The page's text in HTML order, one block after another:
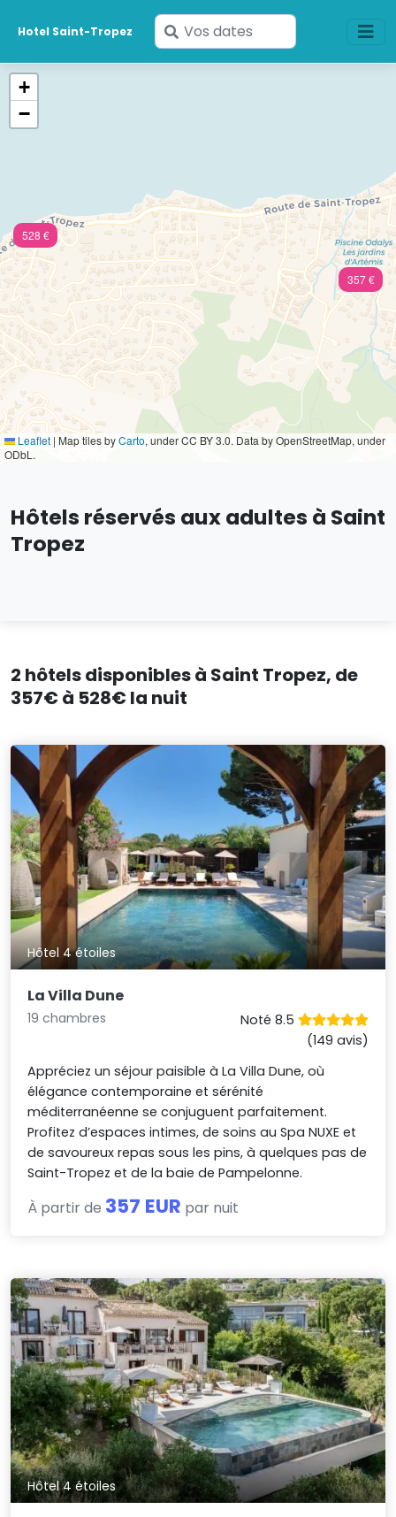
Hotel Saint-Tropez
Saisissez
vos
357 €
528 €
+
−
Leaflet | Map tiles byCarto, under CC BY 3.0. Data by OpenStreetMap, under
ODbL.
Hôtels réservés aux adultes à Saint
Tropez
2 hôtels disponibles à Saint Tropez, de
357€ à 528€ la nuit
Hôtel 4 étoiles
La Villa Dune
19 chambres
Noté 8.5
(149 avis)
Appréciez un séjour paisible à La Villa Dune, où
élégance contemporaine et sérénité
méditerranéenne se conjuguent parfaitement.
Profitez d’espaces intimes, de soins au Spa NUXE et
de savoureux repas sous les pins, à quelques pas de
Saint-Tropez et de la baie de Pampelonne.
À partir de 357 EUR par nuit
Hôtel 4 étoiles